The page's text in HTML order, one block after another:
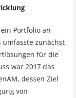
Portfolio an
umfasste zunächst
für die
war 2017 das
dessen Ziel
von